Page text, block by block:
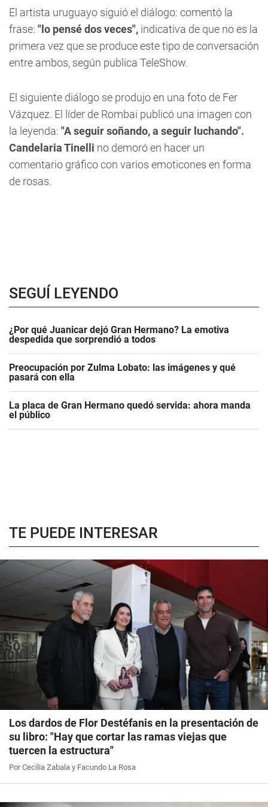
El artista uruguayo siguió el diálogo: comentó la
frase: "lo pensé dos veces", indicativa de que no es la
primera vez que se produce este tipo de conversación
entre ambos, según publica TeleShow.
El siguiente diálogo se produjo en una foto de Fer
Vázquez. El líder de Rombai publicó una imagen con
la leyenda: "A seguir soñando, a seguir luchando".
Candelaria Tinelli no demoró en hacer un
comentario gráfico con varios emoticones en forma
de rosas.
SEGUÍ LEYENDO
¿Por qué Juanicar dejó Gran Hermano? La emotiva
despedida que sorprendió a todos
Preocupación por Zulma Lobato: las imágenes y qué
pasará con ella
La placa de Gran Hermano quedó servida: ahora manda
el público
TE PUEDE INTERESAR
Los dardos de Flor Destéfanis en la presentación de
su libro: "Hay que cortar las ramas viejas que
tuercen la estructura"
Por Cecilia Zabala y Facundo La Rosa